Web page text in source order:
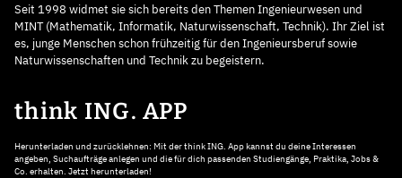
Seit 1998 widmet sie sich bereits den Themen Ingenieurwesen und
MINT (Mathematik, Informatik, Naturwissenschaft, Technik). Ihr Ziel ist
es, junge Menschen schon frühzeitig für den Ingenieursberuf sowie
Naturwissenschaften und Technik zu begeistern.
think ING. APP
Herunterladen und zurücklehnen: Mit der think ING. App kannst du deine Interessen
angeben, Suchaufträge anlegen und die für dich passenden Studiengänge, Praktika, Jobs &
Co. erhalten. Jetzt herunterladen!